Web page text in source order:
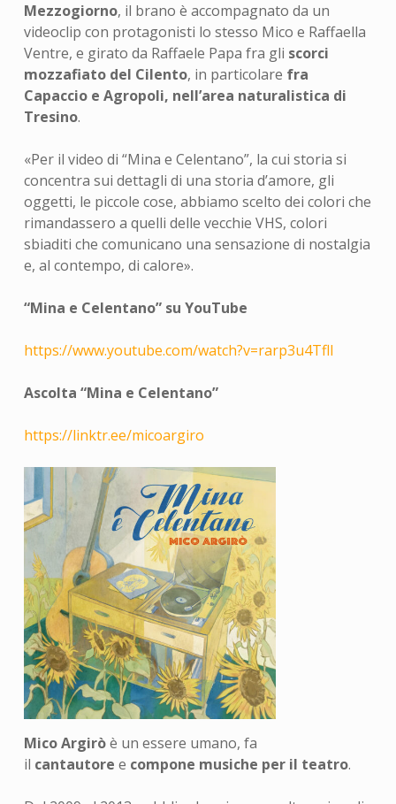
Mezzogiorno, il brano è accompagnato da un
videoclip con protagonisti lo stesso Mico e Raffaella
Ventre, e girato da Raffaele Papa fra gli scorci
mozzafiato del Cilento, in particolare fra
Capaccio e Agropoli, nell’area naturalistica di
Tresino.
«Per il video di “Mina e Celentano”, la cui storia si
concentra sui dettagli di una storia d’amore, gli
oggetti, le piccole cose, abbiamo scelto dei colori che
rimandassero a quelli delle vecchie VHS, colori
sbiaditi che comunicano una sensazione di nostalgia
e, al contempo, di calore».
“Mina e Celentano” su YouTube
https://www.youtube.com/watch?v=rarp3u4TflI
Ascolta “Mina e Celentano”
https://linktr.ee/micoargiro
Mico Argiròè un essere umano, fa
il cantautore e compone musiche per il teatro.